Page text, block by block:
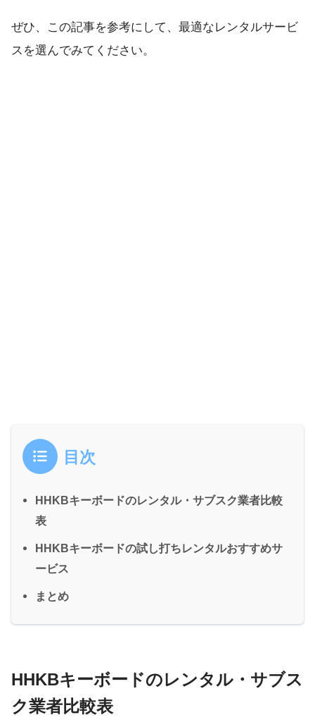
ぜひ、この記事を参考にして、最適なレンタルサービ
スを選んでみてください。
目次
HHKBキーボードのレンタル・サブスク業者比較
表
HHKBキーボードの試し打ちレンタルおすすめサ
ービス
まとめ
HHKBキーボードのレンタル・サブス
ク業者比較表